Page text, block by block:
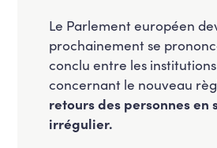
Le Parlement européen
prochainement se
conclu entre les
concernant le nouveau
retours des personnes en
irrégulier.